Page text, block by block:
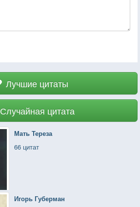
Лучшие цитаты
Случайная цитата
Мать Тереза
66 цитат
Игорь Губерман